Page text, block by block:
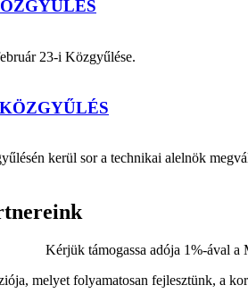
23-i Közgyűlése.
kerül sor a technikai alelnök
Kérjük támogassa adója 1%-ával a
melyet folyamatosan fejlesztünk, a